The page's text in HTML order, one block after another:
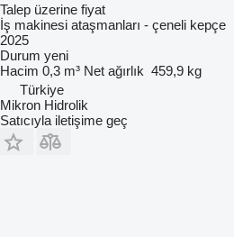
Talep üzerine fiyat
İş makinesi ataşmanları - çeneli kepçe
2025
Durum yeni
Hacim 0,3 m³ Net ağırlık 459,9 kg
Türkiye
Mikron Hidrolik
Satıcıyla iletişime geç